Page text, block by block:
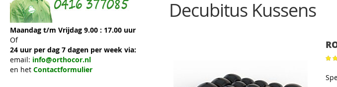
Decubitus Kussens
Maandag t/m Vrijdag 9.00 : 17.00 uur
Of
24 uur per dag 7 dagen per week via:
email: info@orthocor.nl
en het Contactformulier